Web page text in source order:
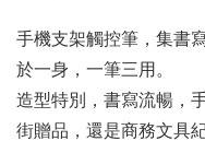
手機支架觸控筆，集書
於一身，一筆三用。
造型特別，書寫流暢，
街贈品，還是商務文具